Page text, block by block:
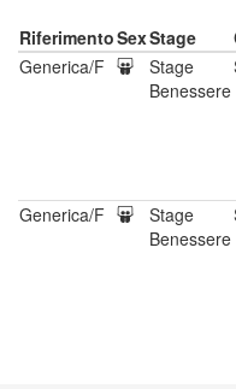
RiferimentoSexStage
Generica/F
Stage
Benessere
Generica/F
Stage
Benessere